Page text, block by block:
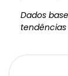
Dados